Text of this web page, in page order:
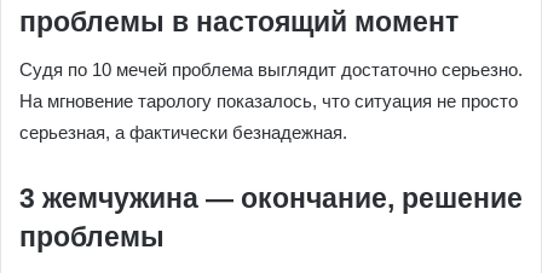
проблемы в настоящий момент
Судя по 10 мечей проблема выглядит достаточно серьезно.
На мгновение тарологу показалось, что ситуация не просто
серьезная, а фактически безнадежная.
3 жемчужина — окончание, решение
проблемы